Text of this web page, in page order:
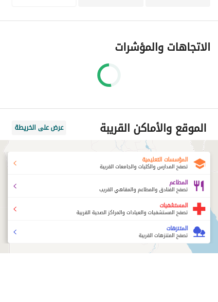
يحقق توازنًا كبيرًا بين الراحة والهدوء في حياة الضواحي وإثارة
قريب من نادي المهندسين
جامعة النيل
مستشفى دار الفؤاد
الاتجاهات والمؤشرات
الموقع والأماكن القريبة عرض على الخريطة
المؤسسات التعليمية
تصفح المدارس والكليات والجامعات القريبة
المطاعم
تصفح الفنادق والمطاعم والمقاهي القريب
المستشفيات
تصفح المستشفيات والعيادات والمراكز الصحية القريبة
المتنزهات
تصفح المتنزهات القريبة